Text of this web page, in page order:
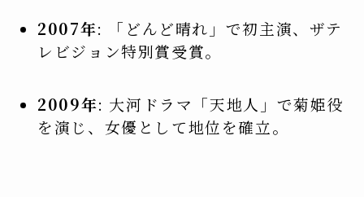
2007年: 「どんど晴れ」で初主演、ザテ
レビジョン特別賞受賞。
2009年: 大河ドラマ「天地人」で菊姫役
を演じ、女優として地位を確立。